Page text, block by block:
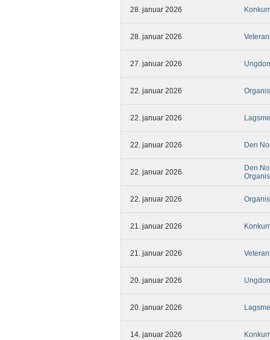
28. januar 2026
28. januar 2026
27. januar 2026
22. januar 2026
22. januar 2026
22. januar 2026 Den
22. januar 2026
Den
22. januar 2026
21. januar 2026
21. januar 2026
20. januar 2026
20. januar 2026
14. januar 2026